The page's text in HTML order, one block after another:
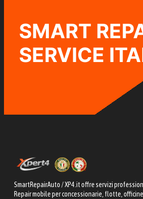
SMART
SERVICE
SmartRepairAuto / XP4.it offre servizi
Repair mobile per concessionarie, flotte,